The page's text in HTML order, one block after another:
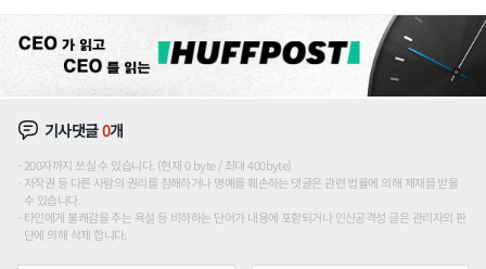
기사댓글0개
200자까지 쓰실 수 있습니다. (현재 0 byte / 최대 400byte)
저작권 등 다른 사람의 권리를 침해하거나 명예를 훼손하는 댓글은 관련 법률에 의해 제재를 받을
수 있습니다.
타인에게 불쾌감을 주는 욕설 등 비하하는 단어가 내용에 포함되거나 인신공격성 글은 관리자의 판
단에 의해 삭제 합니다.